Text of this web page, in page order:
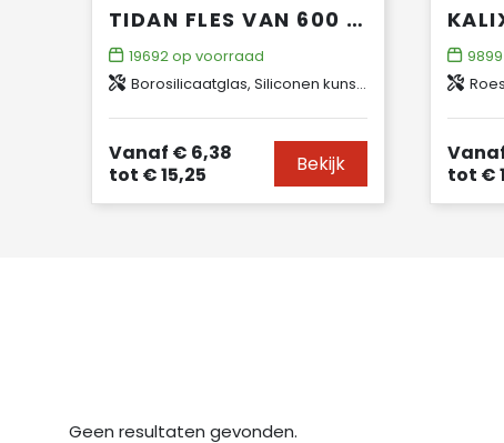
TIDAN FLES VAN 600 ML IN BOROSILICAATGLAS MET SILICONEN GRIP
19692op voorraad
Borosilicaatglas, Siliconen kunststof
Vanaf € 6,38
tot € 15,25 Bekijk
9899
tot €
Geen resultaten gevonden.